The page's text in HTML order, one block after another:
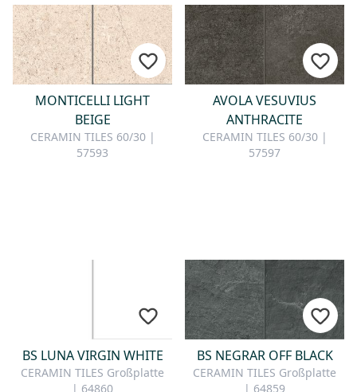
MONTICELLI LIGHT
BEIGE
CERAMIN TILES 60/30 |
57593
AVOLA VESUVIUS
ANTHRACITE
CERAMIN TILES 60/30 |
57597
BS LUNA VIRGIN WHITE
CERAMIN TILES Großplatte
| 64860
BS NEGRAR OFF BLACK
CERAMIN TILES Großplatte
| 64859